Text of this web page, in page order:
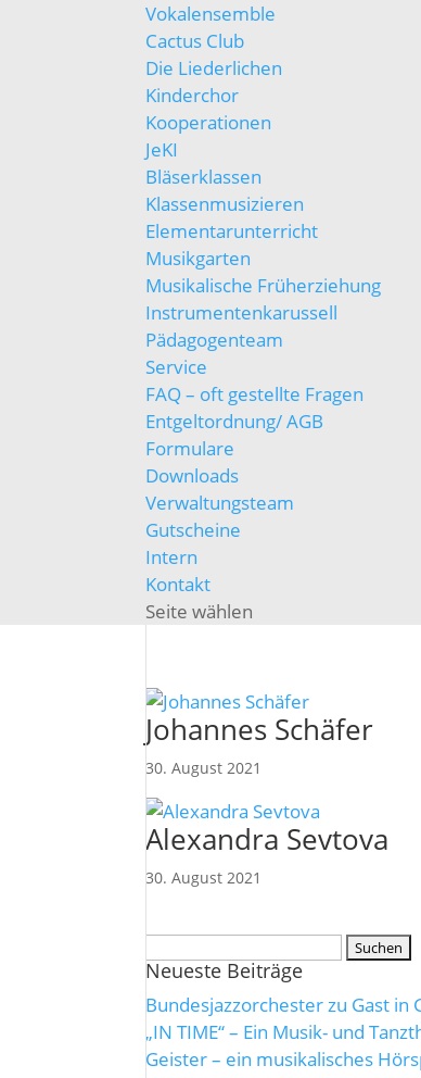
Vokalensemble
Cactus Club
Die Liederlichen
Kinderchor
Kooperationen
JeKI
Bläserklassen
Klassenmusizieren
Elementarunterricht
Musikgarten
Musikalische Früherziehung
Instrumentenkarussell
Pädagogenteam
Service
FAQ – oft gestellte Fragen
Entgeltordnung/ AGB
Formulare
Downloads
Verwaltungsteam
Gutscheine
Intern
Kontakt
Seite wählen
Johannes Schäfer
30. August 2021
Alexandra Sevtova
30. August 2021
nach:
Neueste Beiträge
Bundesjazzorchester zu Gast in
„IN TIME“ – Ein Musik- und
Geister – ein musikalisches